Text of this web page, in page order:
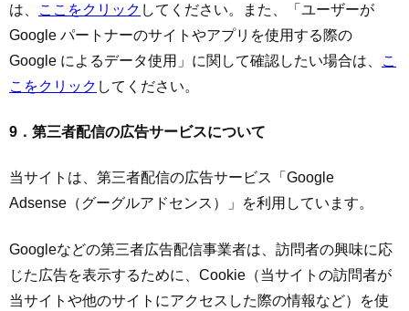
は、
ここをクリック してください。また、「ユーザーが
Google パートナーのサイトやアプリを使用する際の
Google によるデータ使用」に関して確認したい場合は、
こ
こをクリック してください。
9．第三者配信の広告サービスについて
当サイトは、第三者配信の広告サービス「Google
Adsense（グーグルアドセンス）」を利用しています。
Googleなどの第三者広告配信事業者は、訪問者の興味に応
じた広告を表示するために、Cookie（当サイトの訪問者が
当サイトや他のサイトにアクセスした際の情報など）を使